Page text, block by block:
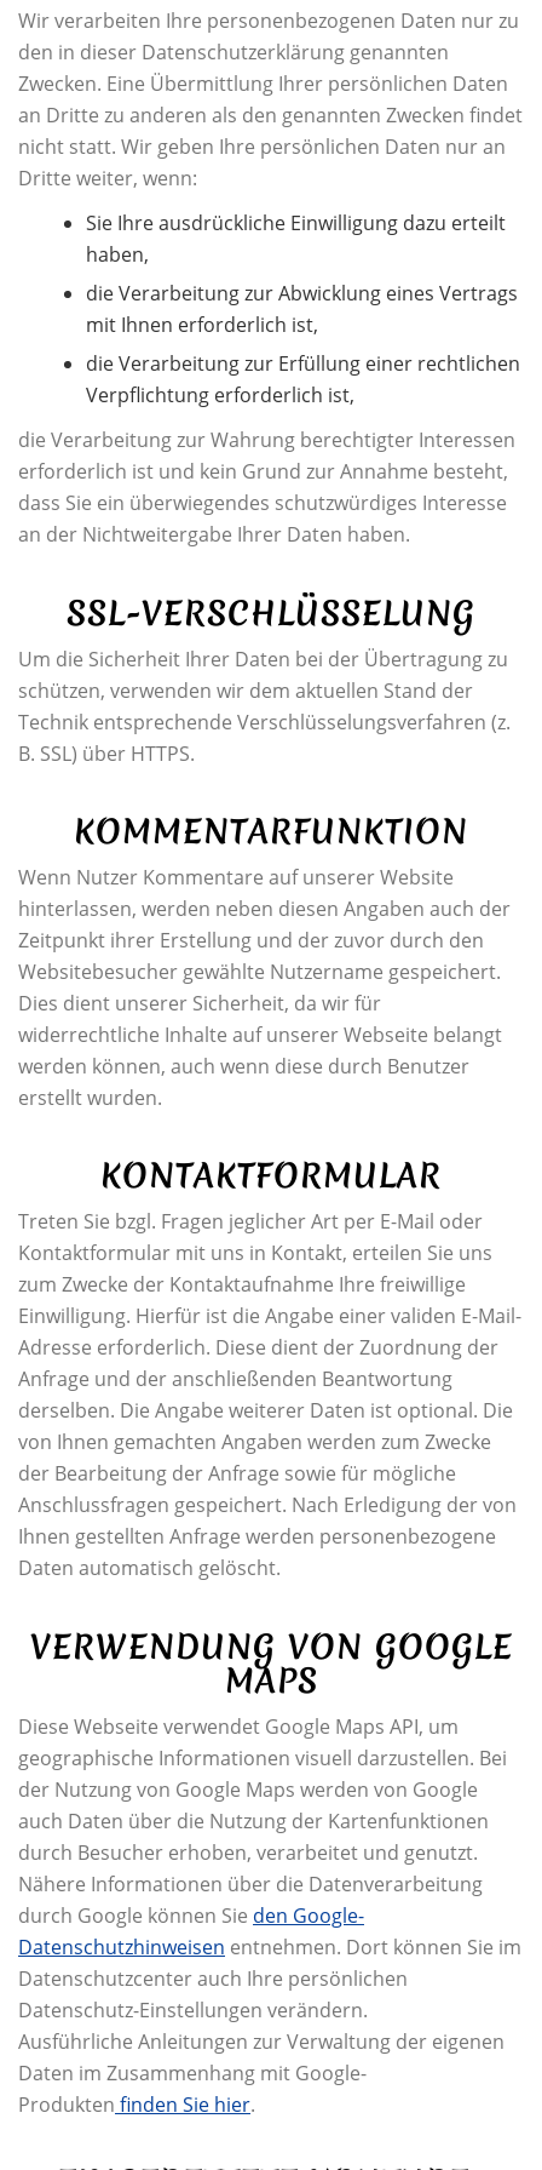
Wir verarbeiten Ihre personenbezogenen Daten nur zu
den in dieser Datenschutzerklärung genannten
Zwecken. Eine Übermittlung Ihrer persönlichen Daten
an Dritte zu anderen als den genannten Zwecken findet
nicht statt. Wir geben Ihre persönlichen Daten nur an
Dritte weiter, wenn:
Sie Ihre ausdrückliche Einwilligung dazu erteilt
haben,
die Verarbeitung zur Abwicklung eines Vertrags
mit Ihnen erforderlich ist,
die Verarbeitung zur Erfüllung einer rechtlichen
Verpflichtung erforderlich ist,
die Verarbeitung zur Wahrung berechtigter Interessen
erforderlich ist und kein Grund zur Annahme besteht,
dass Sie ein überwiegendes schutzwürdiges Interesse
an der Nichtweitergabe Ihrer Daten haben.
SSL-VERSCHLÜSSELUNG
Um die Sicherheit Ihrer Daten bei der Übertragung zu
schützen, verwenden wir dem aktuellen Stand der
Technik entsprechende Verschlüsselungsverfahren (z.
B. SSL) über HTTPS.
KOMMENTARFUNKTION
Wenn Nutzer Kommentare auf unserer Website
hinterlassen, werden neben diesen Angaben auch der
Zeitpunkt ihrer Erstellung und der zuvor durch den
Websitebesucher gewählte Nutzername gespeichert.
Dies dient unserer Sicherheit, da wir für
widerrechtliche Inhalte auf unserer Webseite belangt
werden können, auch wenn diese durch Benutzer
erstellt wurden.
KONTAKTFORMULAR
Treten Sie bzgl. Fragen jeglicher Art per E-Mail oder
Kontaktformular mit uns in Kontakt, erteilen Sie uns
zum Zwecke der Kontaktaufnahme Ihre freiwillige
Einwilligung. Hierfür ist die Angabe einer validen E-Mail-
Adresse erforderlich. Diese dient der Zuordnung der
Anfrage und der anschließenden Beantwortung
derselben. Die Angabe weiterer Daten ist optional. Die
von Ihnen gemachten Angaben werden zum Zwecke
der Bearbeitung der Anfrage sowie für mögliche
Anschlussfragen gespeichert. Nach Erledigung der von
Ihnen gestellten Anfrage werden personenbezogene
Daten automatisch gelöscht.
VERWENDUNG VON GOOGLE
MAPS
Diese Webseite verwendet Google Maps API, um
geographische Informationen visuell darzustellen. Bei
der Nutzung von Google Maps werden von Google
auch Daten über die Nutzung der Kartenfunktionen
durch Besucher erhoben, verarbeitet und genutzt.
Nähere Informationen über die Datenverarbeitung
durch Google können Sie den Google-
Datenschutzhinweisen entnehmen. Dort können Sie im
Datenschutzcenter auch Ihre persönlichen
Datenschutz-Einstellungen verändern.
Ausführliche Anleitungen zur Verwaltung der eigenen
Daten im Zusammenhang mit Google-
Produkten finden Sie hier.